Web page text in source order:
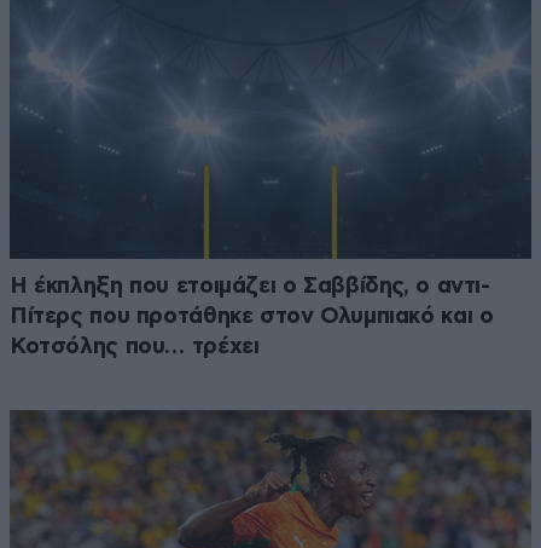
Η έκπληξη που ετοιμάζει ο Σαββίδης, ο αντι-
Πίτερς που προτάθηκε στον Ολυμπιακό και ο
Κοτσόλης που… τρέχει